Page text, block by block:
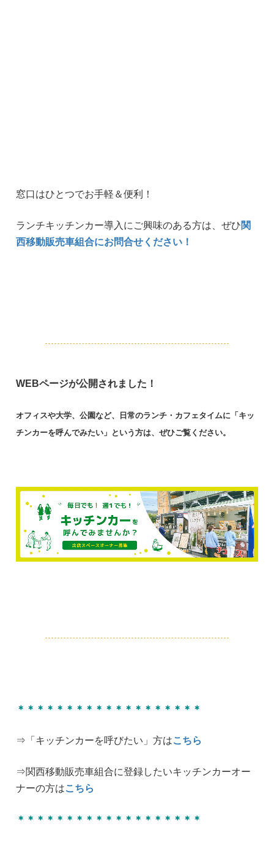
窓口はひとつでお手軽＆便利！
ランチキッチンカー導入にご興味のある方は、ぜひ関
西移動販売車組合にお問合せください！
WEBページが公開されました！
オフィスや大学、公園など、日常のランチ・カフェタイムに「キッ
チンカーを呼んでみたい」という方は、ぜひご覧ください。
＊＊＊＊＊＊＊＊＊＊＊＊＊＊＊＊＊＊＊
⇒「キッチンカーを呼びたい」方はこちら
⇒関西移動販売車組合に登録したいキッチンカーオー
ナーの方はこちら
＊＊＊＊＊＊＊＊＊＊＊＊＊＊＊＊＊＊＊